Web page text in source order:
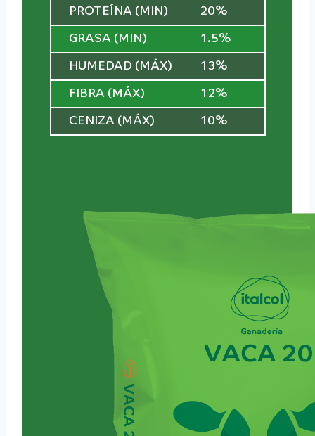
PROTEÍNA (MIN) 20%
GRASA (MIN) 1.5%
HUMEDAD (MÁX) 13%
FIBRA (MÁX) 12%
CENIZA (MÁX) 10%